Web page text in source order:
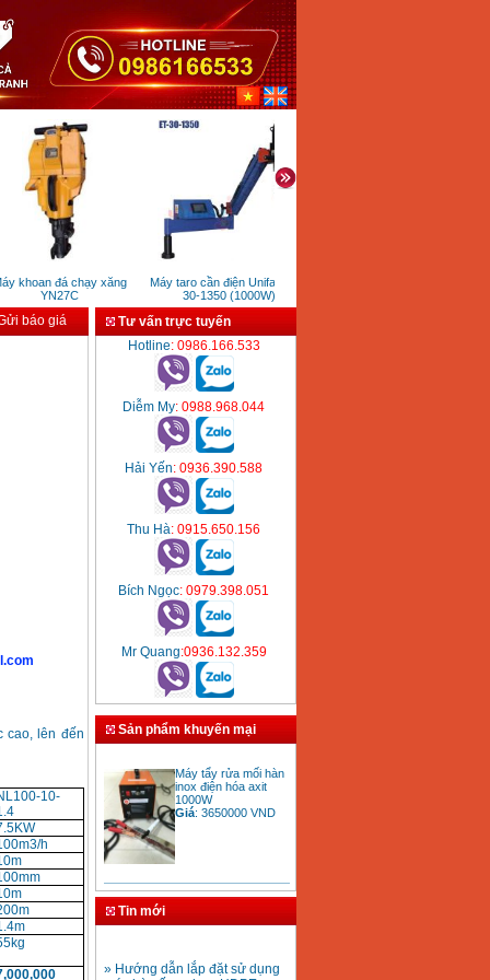
khoan đá chạy xăng
YN27C
Máy taro cần điện Unifast ET-
30-1350 (1000W)
báo giá
cao, lên đến
10-
h
Tư vấn trực tuyến
Hotline: 0986.166.533
Diễm My: 0988.968.044
Hải Yến: 0936.390.588
Thu Hà: 0915.650.156
Bích Ngọc: 0979.398.051
Mr Quang:0936.132.359
Sản phẩm khuyến mại
inox điện hóa axit
1000W
Giá:3650000
Bảng giá mũi khoan
rút lõi bê tông
Mũi khoan rút lõi bê
Tin mới
máy hàn ống nhựa HDPE